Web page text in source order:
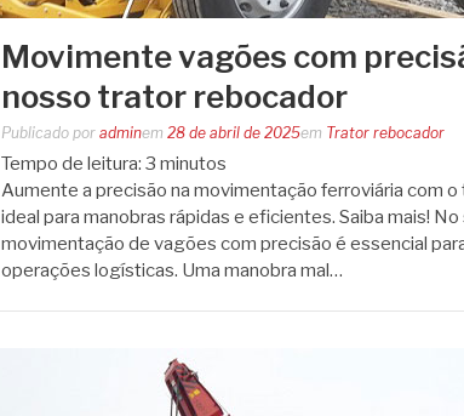
Movimente vagões com
nosso trator rebocador
Publicado por adminem 28 de abril de 2025em Trator rebocador
Tempo de leitura: 3 minutos
Aumente a precisão na movimentação ferroviária com
ideal para manobras rápidas e eficientes. Saiba mais!
movimentação de vagões com precisão é essencial
operações logísticas. Uma manobra mal…